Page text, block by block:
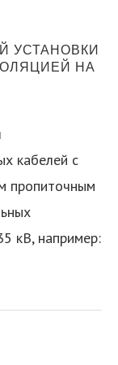
УСТАНОВКИ
НА
кабелей с
пропиточным
кВ, например: